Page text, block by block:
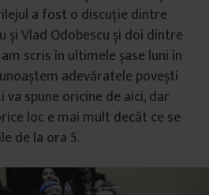
a fost o discuție dintre
și Vlad Odobescu și doi dintre
scris în ultimele șase luni în
adevăratele povești
va spune oricine de aici, dar
loc e mai mult decât ce se
de la ora 5.